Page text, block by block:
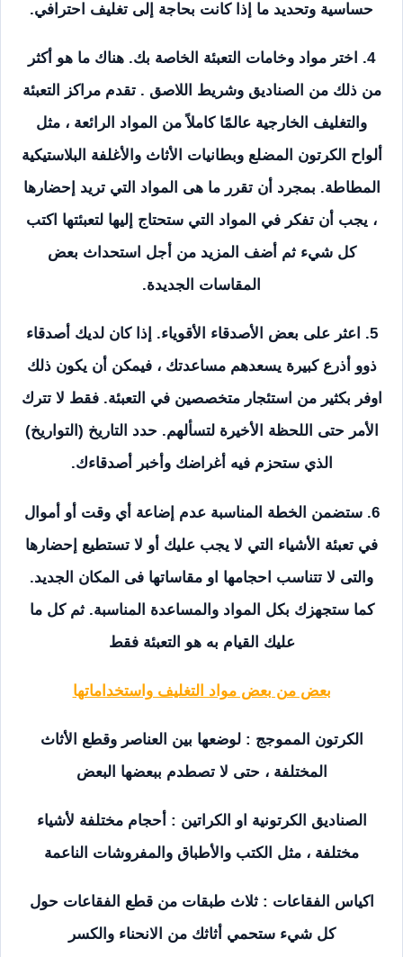
حساسية وتحديد ما إذا كانت بحاجة إلى تغليف احترافي.
4. اختر مواد وخامات التعبئة الخاصة بك. هناك ما هو أكثر
من ذلك من الصناديق وشريط اللاصق . تقدم مراكز التعبئة
والتغليف الخارجية عالمًا كاملاً من المواد الرائعة ، مثل
ألواح الكرتون المضلع وبطانيات الأثاث والأغلفة البلاستيكية
المطاطة. بمجرد أن تقرر ما هى المواد التي تريد إحضارها
، يجب أن تفكر في المواد التي ستحتاج إليها لتعبئتها اكتب
كل شيء ثم أضف المزيد من أجل استحداث بعض
المقاسات الجديدة.
5. اعثر على بعض الأصدقاء الأقوياء. إذا كان لديك أصدقاء
ذوو أذرع كبيرة يسعدهم مساعدتك ، فيمكن أن يكون ذلك
اوفر بكثير من استئجار متخصصين في التعبئة. فقط لا تترك
الأمر حتى اللحظة الأخيرة لتسألهم. حدد التاريخ (التواريخ)
الذي ستحزم فيه أغراضك وأخبر أصدقاءك.
6. ستضمن الخطة المناسبة عدم إضاعة أي وقت أو أموال
في تعبئة الأشياء التي لا يجب عليك أو لا تستطيع إحضارها
والتى لا تتناسب احجامها او مقاساتها فى المكان الجديد.
كما ستجهزك بكل المواد والمساعدة المناسبة. ثم كل ما
عليك القيام به هو التعبئة فقط
بعض من بعض مواد التغليف واستخداماتها
الكرتون المموجج : لوضعها بين العناصر وقطع الأثاث
المختلفة ، حتى لا تصطدم ببعضها البعض
الصناديق الكرتونية او الكراتين : أحجام مختلفة لأشياء
مختلفة ، مثل الكتب والأطباق والمفروشات الناعمة
اكياس الفقاعات : ثلاث طبقات من قطع الفقاعات حول
كل شيء ستحمي أثاثك من الانحناء والكسر